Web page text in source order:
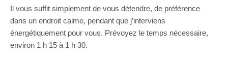
Il vous suffit simplement de vous détendre, de préférence
dans un endroit calme, pendant que j’interviens
énergétiquement pour vous. Prévoyez le temps nécessaire,
environ 1 h 15 à 1 h 30.